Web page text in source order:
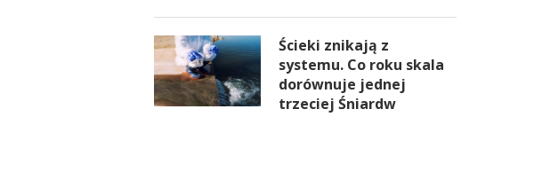
Ścieki znikają z
systemu. Co roku skala
dorównuje jednej
trzeciej Śniardw